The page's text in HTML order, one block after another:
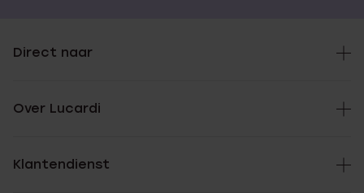
Direct naar
Over Lucardi
Klantendienst